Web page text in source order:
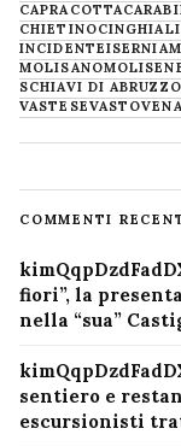
CAPRACOTTA
CHIETINOCINGHIALI
INCIDENTEISERNIA
MOLISANOMOLISE
SCHIAVI DI ABRUZZO
VASTESEVASTO
COMMENTI
fiori”, la
nella “sua”
sentiero e
escursionisti